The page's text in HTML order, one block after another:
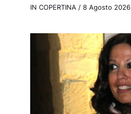
IN COPERTINA/ 8 Agosto 2026